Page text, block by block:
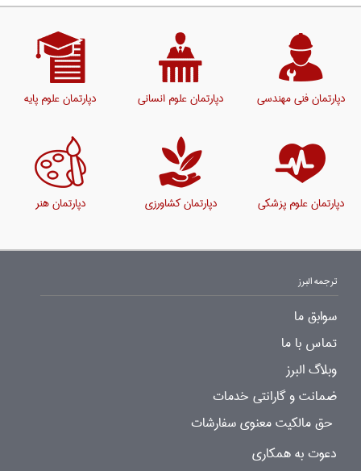
دپارتمان فنی مهندسی دپارتمان علوم انسانی دپارتمان علوم پایه
دپارتمان علوم پزشکی دپارتمان کشاورزی دپارتمان هنر
ترجمه البرز
سوابق ما
تماس با ما
وبلاگ البرز
ضمانت و گارانتی خدمات
حق مالکیت معنوی سفارشات
دعوت به همکاری